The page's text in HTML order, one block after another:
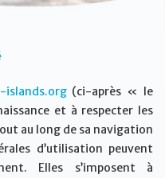
islands.org(ci-après « le
et à respecter les
au long de sa navigation
d’utilisation peuvent
Elles s’imposent à